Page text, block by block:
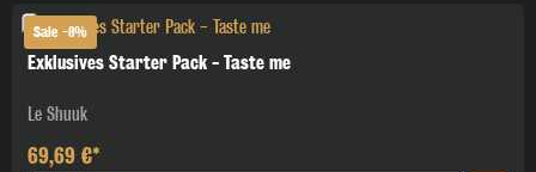
Sale -8%
Exklusives Starter Pack - Taste me
Le Shuuk
69,69 €*